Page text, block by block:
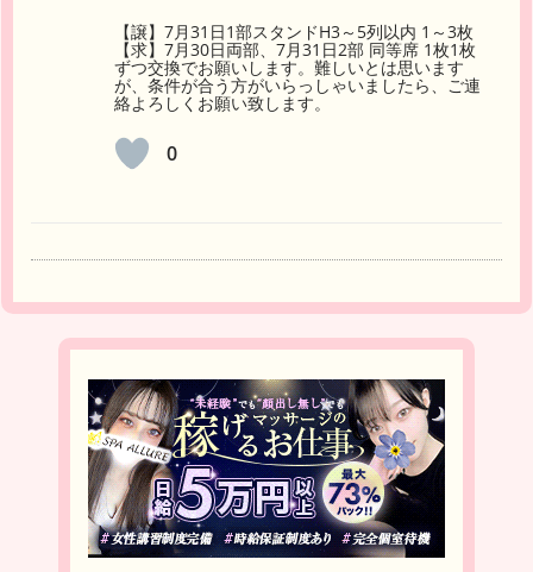
【譲】7月31日1部スタンドH3～5列以内 1～3枚
【求】7月30日両部、7月31日2部 同等席 1枚1枚
ずつ交換でお願いします。難しいとは思います
が、条件が合う方がいらっしゃいましたら、ご連
絡よろしくお願い致します。
0